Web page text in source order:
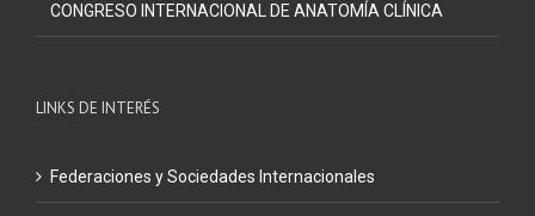
CONGRESO INTERNACIONAL DE ANATOMÍA CLÍNICA
LINKS DE INTERÉS
Federaciones y Sociedades Internacionales